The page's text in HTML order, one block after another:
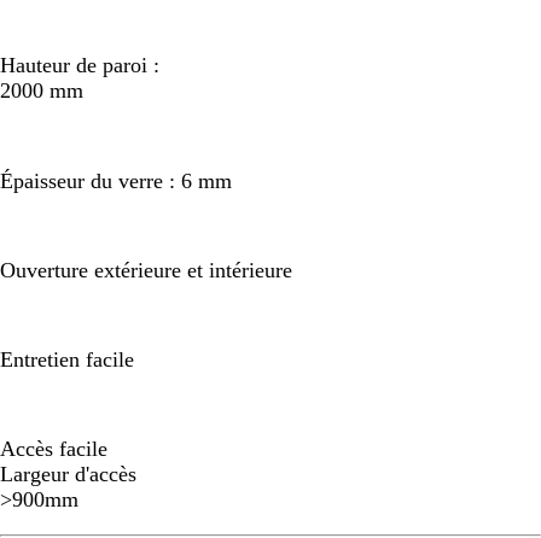
Hauteur de paroi :
2000 mm
Épaisseur du verre : 6 mm
Ouverture extérieure et intérieure
Entretien facile
Accès facile
Largeur d'accès
>900mm